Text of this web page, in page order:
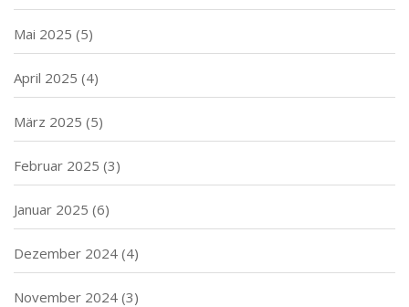
Mai 2025 (5)
April 2025 (4)
März 2025 (5)
Februar 2025 (3)
Januar 2025 (6)
Dezember 2024 (4)
November 2024 (3)